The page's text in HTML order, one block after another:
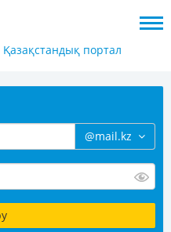
Қазақстандық портал
@mail.kz